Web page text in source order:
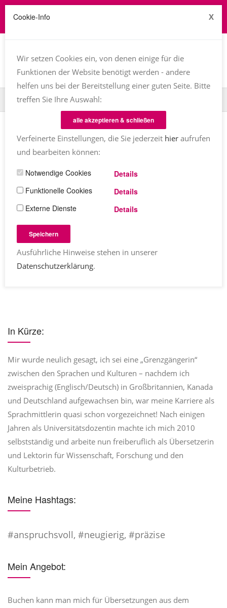
Home TT-Magazin
TEXTINEN
Dr. Margaret Hiley
Margaret Hiley Kommentare
08.07.2022)
1425
In Kürze:
Mir wurde neulich gesagt, ich sei eine „Grenzgängerin“
zwischen den Sprachen und Kulturen – nachdem ich
zweisprachig (Englisch/Deutsch) in Großbritannien, Kanada
und Deutschland aufgewachsen bin, war meine Karriere als
Sprachmittlerin quasi schon vorgezeichnet! Nach einigen
Jahren als Universitätsdozentin machte ich mich 2010
selbstständig und arbeite nun freiberuflich als Übersetzerin
und Lektorin für Wissenschaft, Forschung und den
Kulturbetrieb.
Meine Hashtags:
#anspruchsvoll, #neugierig, #präzise
Mein Angebot:
Buchen kann man mich für Übersetzungen aus dem
Cookie-Info X
Wir setzen Cookies ein, von denen einige für die
Funktionen der Website benötigt werden - andere
helfen uns bei der Bereitstellung einer guten Seite. Bitte
treffen Sie Ihre Auswahl:
alle akzeptieren & schließen
Verfeinerte Einstellungen, die Sie jederzeit hieraufrufen
und bearbeiten können:
Notwendige Cookies
Details
Funktionelle Cookies
Details
Externe Dienste
Details
Speichern
Ausführliche Hinweise stehen in unserer
Datenschutzerklärung.